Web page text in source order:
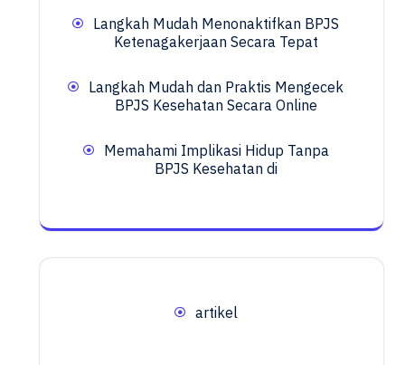
Langkah Mudah Menonaktifkan BPJS
Ketenagakerjaan Secara Tepat
Langkah Mudah dan Praktis Mengecek
BPJS Kesehatan Secara Online
Memahami Implikasi Hidup Tanpa
BPJS Kesehatan di
artikel